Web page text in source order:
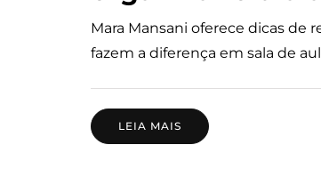
Mara Mansani oferece dicas de
fazem a diferença em sala de
LEIA MAIS